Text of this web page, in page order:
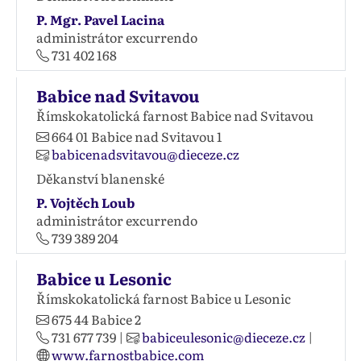
P. Mgr. Pavel Lacina
administrátor excurrendo
731 402 168
Babice nad Svitavou
Římskokatolická farnost Babice nad Svitavou
664 01 Babice nad Svitavou 1
babicenadsvitavou@dieceze.cz
Děkanství blanenské
P. Vojtěch Loub
administrátor excurrendo
739 389 204
Babice u Lesonic
Římskokatolická farnost Babice u Lesonic
675 44Babice 2
731 677 739 | babiceulesonic@dieceze.cz |
www.farnostbabice.com